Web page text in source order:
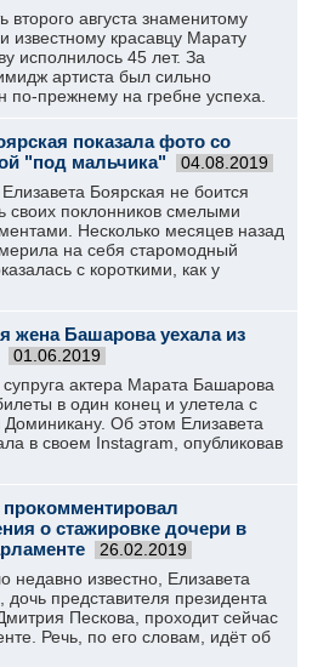
второго августа знаменитому
известному красавцу Марату
исполнилось 45 лет. За
артиста был сильно
по-прежнему на гребне успеха.
показала фото со
"под мальчика"
04.08.2019
Боярская не боится
своих поклонников смелыми
Несколько месяцев назад
на себя старомодный
с короткими, как у
жена Башарова уехала из
01.06.2019
актера Марата Башарова
в один конец и улетела с
Об этом Елизавета
в своем Instagram, опубликовав
прокомментировал
о стажировке дочери в
26.02.2019
недавно известно, Елизавета
дочь представителя президента
Пескова, проходит сейчас
Речь, по его словам, идёт об